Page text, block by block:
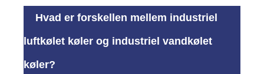
Hvad er forskellen mellem industriel
luftkølet køler og industriel vandkølet
køler?